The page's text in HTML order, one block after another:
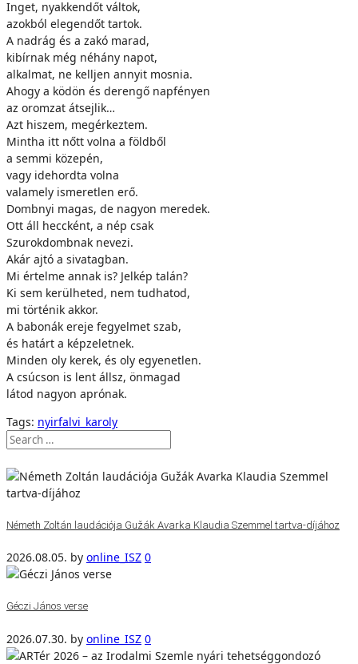
Inget, nyakkendőt váltok,
azokból elegendőt tartok.
A nadrág és a zakó marad,
kibírnak még néhány napot,
alkalmat, ne kelljen annyit mosnia.
Ahogy a ködön és derengő napfényen
az oromzat átsejlik…
Azt hiszem, megérkeztem.
Mintha itt nőtt volna a földből
a semmi közepén,
vagy idehordta volna
valamely ismeretlen erő.
Dombnyi magas, de nagyon meredek.
Ott áll heccként, a nép csak
Szurokdombnak nevezi.
Akár ajtó a sivatagban.
Mi értelme annak is? Jelkép talán?
Ki sem kerülheted, nem tudhatod,
mi történik akkor.
A babonák ereje fegyelmet szab,
és határt a képzeletnek.
Minden oly kerek, és oly egyenetlen.
A csúcson is lent állsz, önmagad
látod nagyon aprónak.
Tags: nyirfalvi_karoly
Németh Zoltán laudációja Gužák Avarka Klaudia Szemmel tartva-díjához
2026.08.05. by online_ISZ 0
Géczi János verse
2026.07.30. by online_ISZ 0